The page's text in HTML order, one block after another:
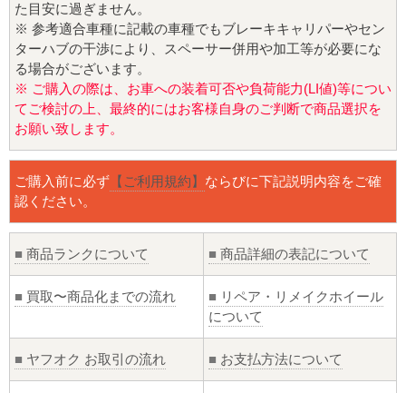
た目安に過ぎません。
※ 参考適合車種に記載の車種でもブレーキキャリパーやセン
ターハブの干渉により、スペーサー併用や加工等が必要にな
る場合がございます。
※ ご購入の際は、お車への装着可否や負荷能力(LI値)等につい
てご検討の上、最終的にはお客様自身のご判断で商品選択を
お願い致します。
ご購入前に必ず 【ご利用規約】 ならびに下記説明内容をご確
認ください。
■ 商品ランクについて ■ 商品詳細の表記について
■ 買取〜商品化までの流れ ■ リペア・リメイクホイール
について
■ ヤフオク お取引の流れ ■ お支払方法について